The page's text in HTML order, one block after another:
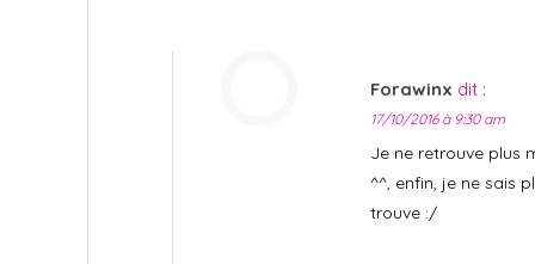
Forawinx dit :
17/10/2016 à 9:30 am
Je ne retrouve plus
^^, enfin, je ne sais
trouve :/